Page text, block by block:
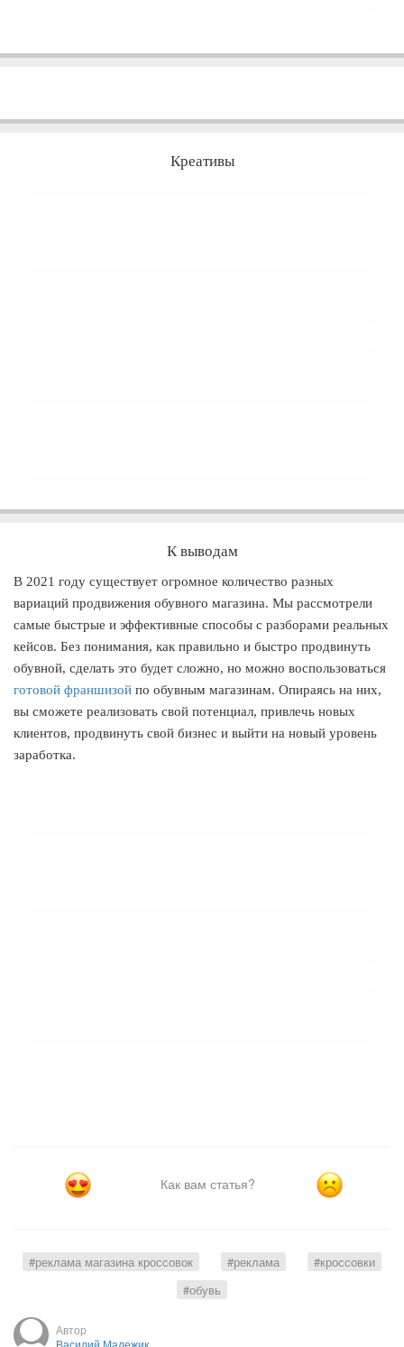
Креативы
К выводам
В 2021 году существует огромное количество разных
вариаций продвижения обувного магазина. Мы рассмотрели
самые быстрые и эффективные способы с разборами реальных
кейсов. Без понимания, как правильно и быстро продвинуть
обувной, сделать это будет сложно, но можно воспользоваться
готовой франшизой по обувным магазинам. Опираясь на них,
вы сможете реализовать свой потенциал, привлечь новых
клиентов, продвинуть свой бизнес и выйти на новый уровень
заработка.
Как вам статья?
#реклама магазина кроссовок #реклама
#кроссовки
#обувь
Автор
Василий Малежик